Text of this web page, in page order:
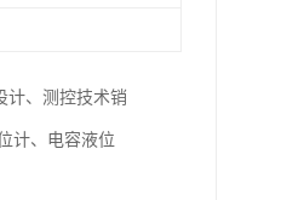
计、测控技术销
计、电容液位